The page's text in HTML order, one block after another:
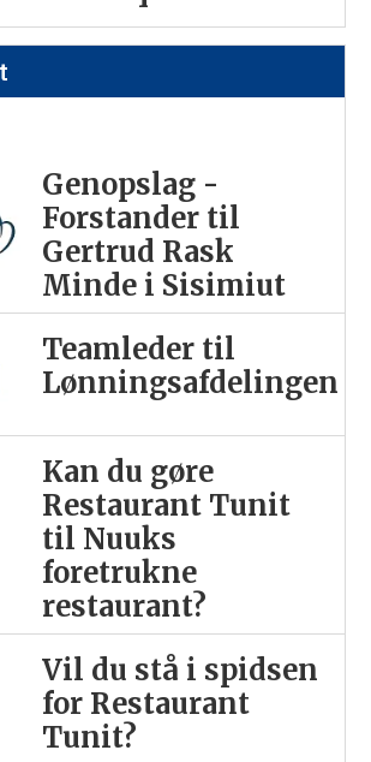
Genopslag -
Forstander til
Gertrud Rask
Minde i Sisimiut
Teamleder til
Lønningsafdelingen
Kan du gøre
Restaurant Tunit
til Nuuks
foretrukne
restaurant?
Vil du stå i spidsen
for Restaurant
Tunit?